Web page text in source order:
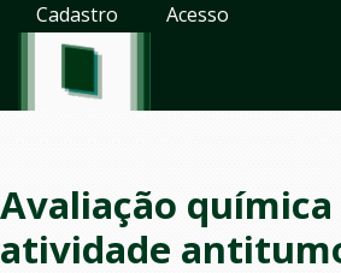
Cadastro Acesso
Avaliação química
atividade